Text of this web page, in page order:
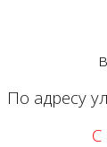
По адресу
С